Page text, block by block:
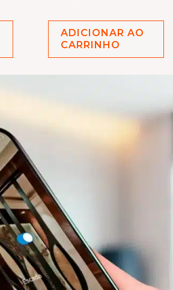
ADICIONAR AO
CARRINHO